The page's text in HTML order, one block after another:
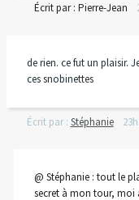
Écrit par : Pierre-Jean
de rien. ce fut un plaisir.
ces snobinettes
Écrit par : Stéphanie
@ Stéphanie : tout le
secret à mon tour, moi